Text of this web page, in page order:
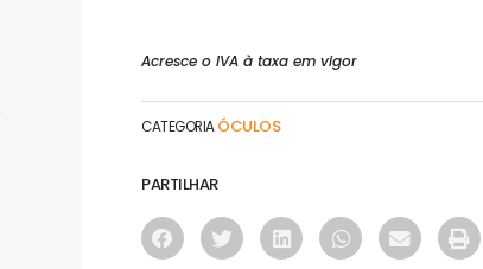
Acresce o IVA à taxa em vigor
CATEGORIA ÓCULOS
PARTILHAR